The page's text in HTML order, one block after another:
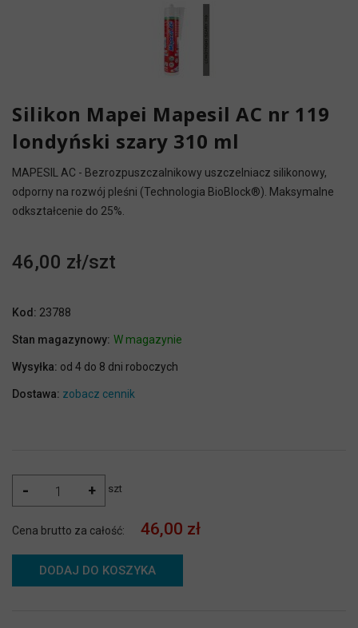
Silikon Mapei Mapesil AC nr 119
londyński szary 310 ml
MAPESIL AC - Bezrozpuszczalnikowy uszczelniacz silikonowy,
odporny na rozwój pleśni (Technologia BioBlock®). Maksymalne
odkształcenie do 25%.
46,00 zł
Kod: 23788
Stan magazynowy: W magazynie
Wysyłka: od 4 do 8 dni roboczych
Dostawa: zobacz cennik
- + szt
Cena brutto za całość: 46,00 zł
DODAJ DO KOSZYKA